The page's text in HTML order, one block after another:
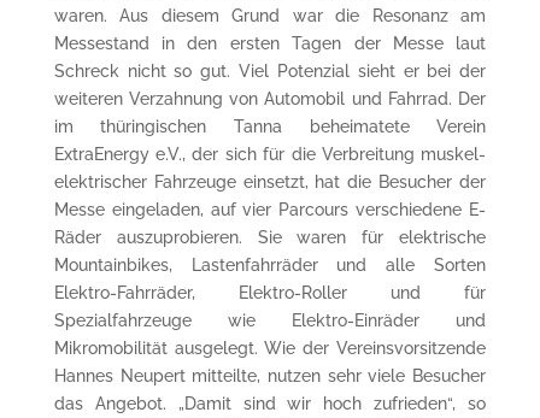
waren. Aus diesem Grund war die Resonanz am
Messestand in den ersten Tagen der Messe laut
Schreck nicht so gut. Viel Potenzial sieht er bei der
weiteren Verzahnung von Automobil und Fahrrad. Der
im thüringischen Tanna beheimatete Verein
ExtraEnergy e.V., der sich für die Verbreitung muskel-
elektrischer Fahrzeuge einsetzt, hat die Besucher der
Messe eingeladen, auf vier Parcours verschiedene E-
Räder auszuprobieren. Sie waren für elektrische
Mountainbikes, Lastenfahrräder und alle Sorten
Elektro-Fahrräder, Elektro-Roller und für
Spezialfahrzeuge wie Elektro-Einräder und
Mikromobilität ausgelegt. Wie der Vereinsvorsitzende
Hannes Neupert mitteilte, nutzen sehr viele Besucher
das Angebot. „Damit sind wir hoch zufrieden“, so